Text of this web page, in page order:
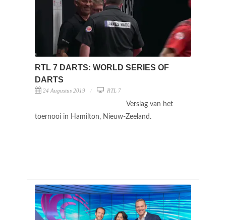
RTL 7 DARTS: WORLD SERIES OF
DARTS
24 Augustus 2019 RTL 7
Verslag van het
toernooi in Hamilton, Nieuw-Zeeland.